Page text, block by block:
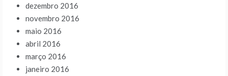
dezembro 2016
novembro 2016
maio 2016
abril 2016
março 2016
janeiro 2016